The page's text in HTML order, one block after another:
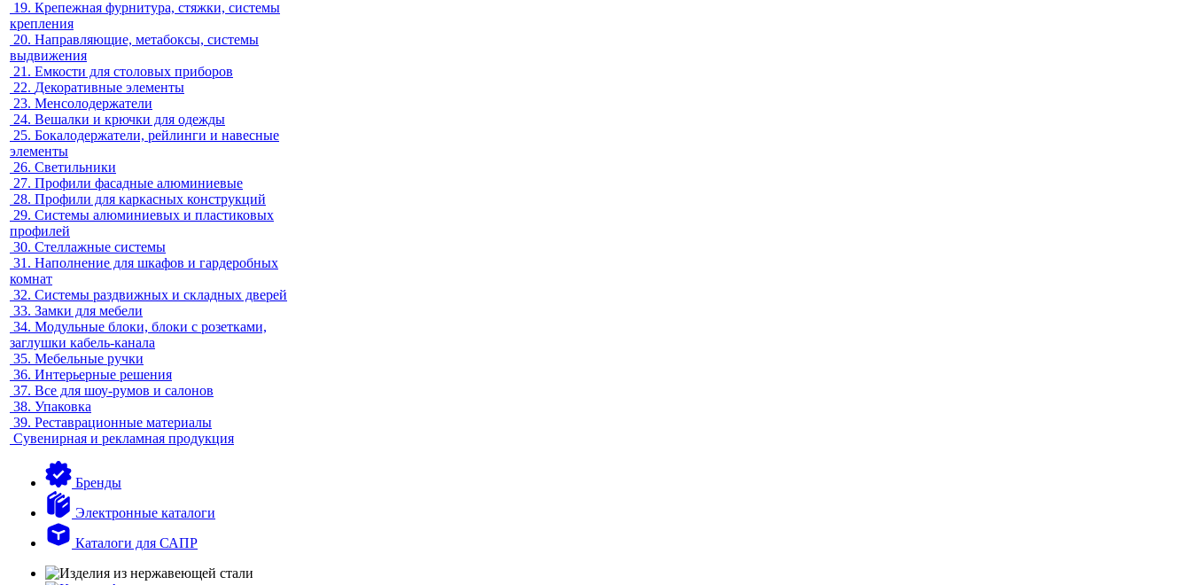
19. Крепежная фурнитура, стяжки, системы
крепления
20. Направляющие, метабоксы, системы
выдвижения
21. Емкости для столовых приборов
22. Декоративные элементы
23. Менсолодержатели
24. Вешалки и крючки для одежды
25. Бокалодержатели, рейлинги и навесные
элементы
26. Светильники
27. Профили фасадные алюминиевые
28. Профили для каркасных конструкций
29. Системы алюминиевых и пластиковых
профилей
30. Стеллажные системы
31. Наполнение для шкафов и гардеробных
комнат
32. Системы раздвижных и складных дверей
33. Замки для мебели
34. Модульные блоки, блоки с розетками,
заглушки кабель-канала
35. Мебельные ручки
36. Интерьерные решения
37. Все для шоу-румов и салонов
38. Упаковка
39. Реставрационные материалы
Сувенирная и рекламная продукция
Бренды
Электронные каталоги
Каталоги для САПР